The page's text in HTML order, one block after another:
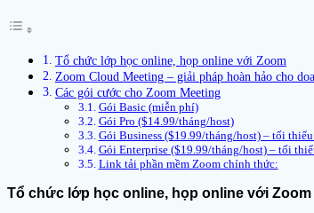
Tổ chức lớp học online, họp online với Zoom
Zoom Cloud Meeting – giải pháp hoàn hảo cho
Các gói cước cho Zoom Meeting
Gói Basic (miễn phí)
Gói Pro ($14.99/tháng/host)
Gói Business ($19.99/tháng/host) – tối
Gói Enterprise ($19.99/tháng/host) – tối
Link tải phần mềm Zoom chính thức:
Tổ chức lớp học online, họp online với Zoom